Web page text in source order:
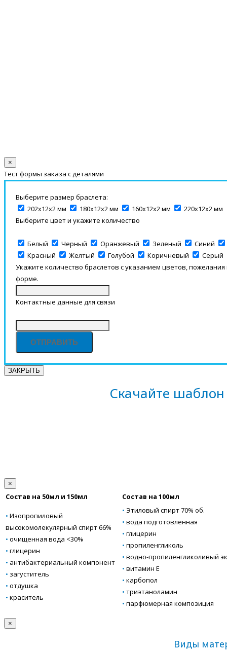
×
Тест формы заказа с деталями
Выберите размер браслета:
202х12х2 мм
180х12х2 мм 160х12х2 мм
220х12х2 мм
Выберите цвет и укажите количество
Белый Черный Оранжевый Зеленый Синий
Красный
Желтый Голубой Коричневый
Серый
Укажите количество браслетов с указанием цветов,
форме.
Контактные данные для связи
ЗАКРЫТЬ
Скачайте
×
Состав на 50мл и 150мл Состав на 100мл
• Изопропиловый
высокомолекулярный спирт 66%
• очищенная вода <30%
• глицерин
• антибактериальный компонент
• загуститель
• отдушка
• краситель
• Этиловый спирт 70% об.
• вода подготовленная
• глицерин
• пропиленгликоль
• водно-пропиленгликоливый
• витамин Е
• карбопол
• триэтаноламин
• парфюмерная композиция
×
Виды